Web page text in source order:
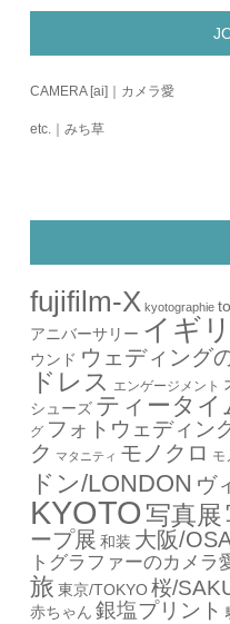
CAMERA [ai]｜カメラ愛
etc.｜みち草
fujifilm-X kyotographie
アニバーサリー イギ
ウンド ウェディング
ドレス エンゲージメント
シューズ ティータイ
グ フォトウェディン
ク マタニティ モノクロ モ
ドン/LONDON ヴ
KYOTO 写真展
ープ展 和装 大阪/
トグラファーのカメラ
旅 東京/TOKYO 桜/
赤ちゃん 銀塩プリント